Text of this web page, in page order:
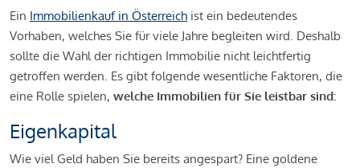
Ein Immobilienkauf in Österreich ist ein bedeutendes
Vorhaben, welches Sie für viele Jahre begleiten wird. Deshalb
sollte die Wahl der richtigen Immobilie nicht leichtfertig
getroffen werden. Es gibt folgende wesentliche Faktoren, die
eine Rolle spielen, welche Immobilien für Sie leistbar sind:
Eigenkapital
Wie viel Geld haben Sie bereits angespart? Eine goldene